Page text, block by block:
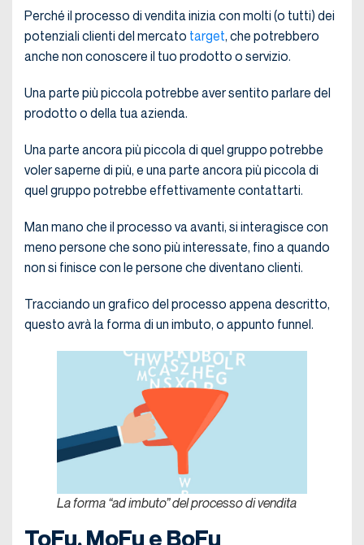
Perché il processo di vendita inizia con molti (o tutti) dei
potenziali clienti del mercato target, che potrebbero
anche non conoscere il tuo prodotto o servizio.
Una parte più piccola potrebbe aver sentito parlare del
prodotto o della tua azienda.
Una parte ancora più piccola di quel gruppo potrebbe
voler saperne di più, e una parte ancora più piccola di
quel gruppo potrebbe effettivamente contattarti.
Man mano che il processo va avanti, si interagisce con
meno persone che sono più interessate, fino a quando
non si finisce con le persone che diventano clienti.
Tracciando un grafico del processo appena descritto,
questo avrà la forma di un imbuto, o appunto funnel.
La forma “ad imbuto” del processo di vendita
ToFu, MoFu e BoFu